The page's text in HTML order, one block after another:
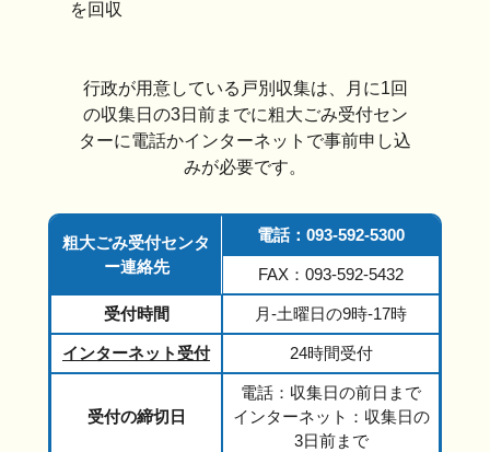
を回収
行政が用意している戸別収集は、月に1回
の収集日の3日前までに粗大ごみ受付セン
ターに電話かインターネットで事前申し込
みが必要です。
粗大ごみ受付センタ
ー連絡先
電話：093-592-5300
FAX：093-592-5432
受付時間 月-土曜日の9時-17時
インターネット受付 24時間受付
受付の締切日
電話：収集日の前日まで
インターネット：収集日の
3日前まで